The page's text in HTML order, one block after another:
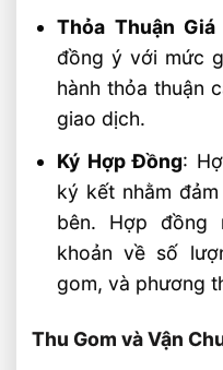
Thỏa Thuận Giá
đồng ý với mức
hành thỏa thuận
giao dịch.
Ký Hợp Đồng:
ký kết nhằm
bên. Hợp
khoản về số
gom, và phương
Thu Gom và Vận